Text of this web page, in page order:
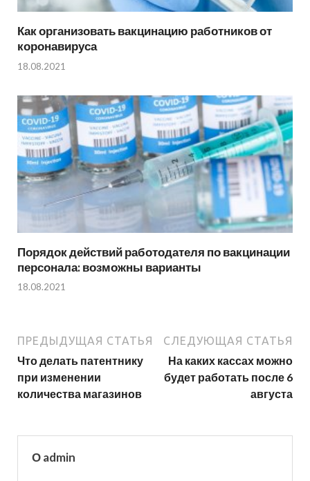
Как организовать вакцинацию работников от
коронавируса
18.08.2021
Порядок действий работодателя по вакцинации
персонала: возможны варианты
18.08.2021
ПРЕДЫДУЩАЯ СТАТЬЯ
Что делать патентнику
при изменении
количества магазинов
СЛЕДУЮЩАЯ СТАТЬЯ
На каких кассах можно
будет работать после 6
августа
О admin